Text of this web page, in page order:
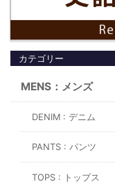
カテゴリー
MENS：メンズ
DENIM : デニム
PANTS : パンツ
TOPS : トップス